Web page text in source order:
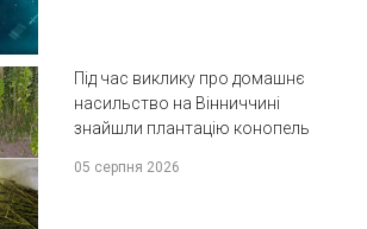
Під час виклику про домашнє
насильство на Вінниччині
знайшли плантацію конопель
05 серпня 2026